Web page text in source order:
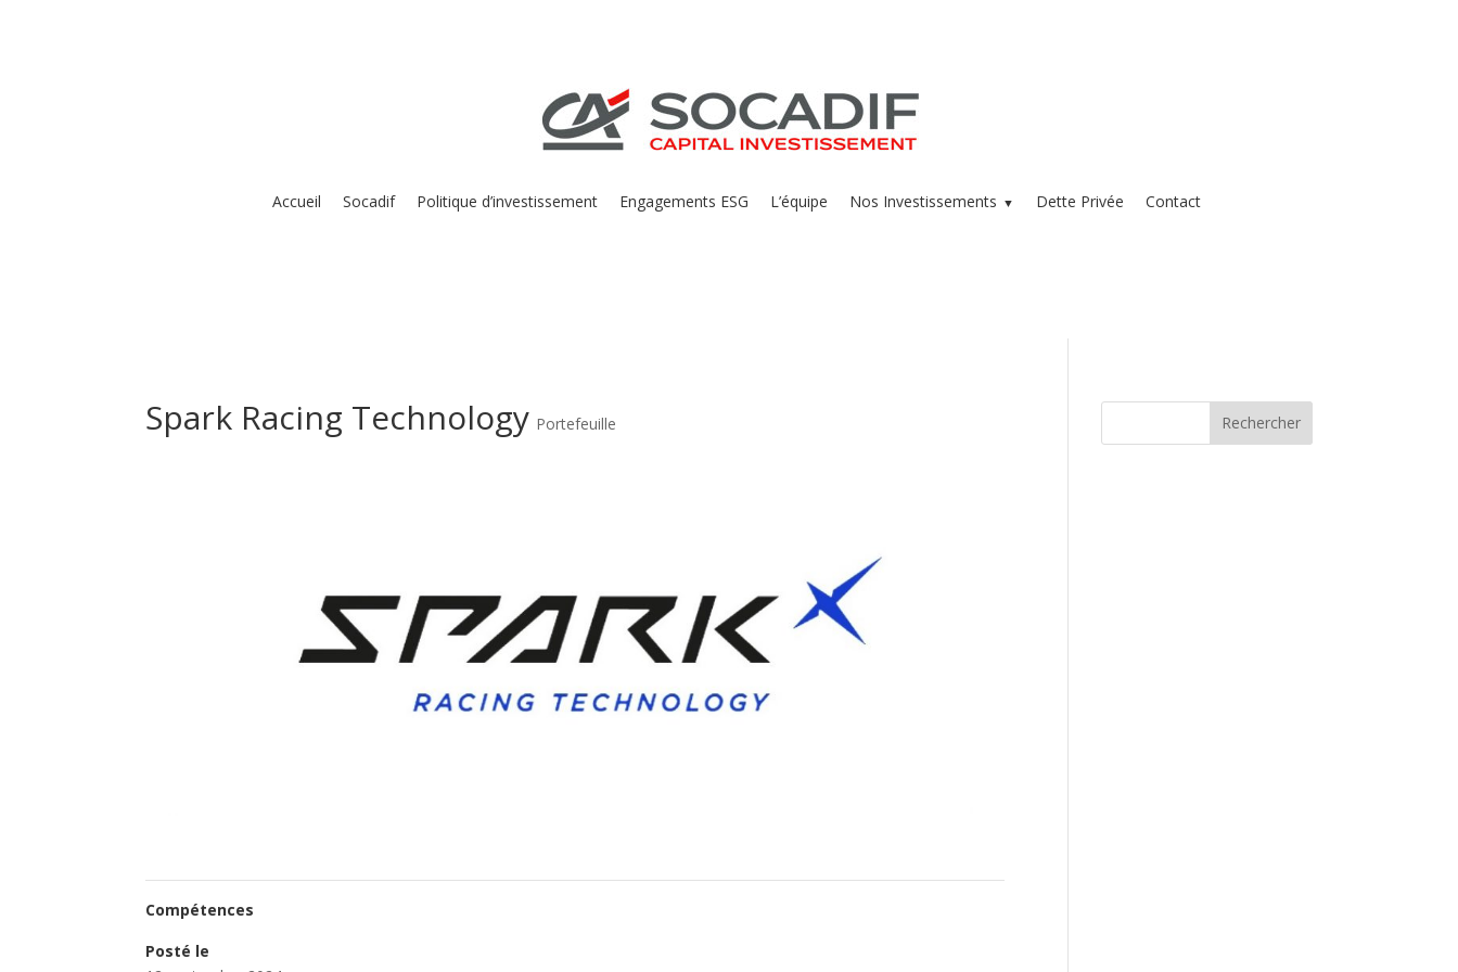
Accueil Socadif Politique d’investissement Engagements ESG L’équipe Nos Investissements ▼ Dette Privée Contact
Spark Racing Technology Portefeuille
Compétences
Posté le